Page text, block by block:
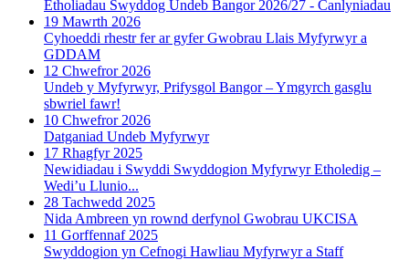
Etholiadau Swyddog Undeb Bangor 2026/27 - Canlyniadau
19 Mawrth 2026
Cyhoeddi rhestr fer ar gyfer Gwobrau Llais Myfyrwyr a
GDDAM
12 Chwefror 2026
Undeb y Myfyrwyr, Prifysgol Bangor – Ymgyrch gasglu
sbwriel fawr!
10 Chwefror 2026
Datganiad Undeb Myfyrwyr
17 Rhagfyr 2025
Newidiadau i Swyddi Swyddogion Myfyrwyr Etholedig –
Wedi’u Llunio...
28 Tachwedd 2025
Nida Ambreen yn rownd derfynol Gwobrau UKCISA
11 Gorffennaf 2025
Swyddogion yn Cefnogi Hawliau Myfyrwyr a Staff